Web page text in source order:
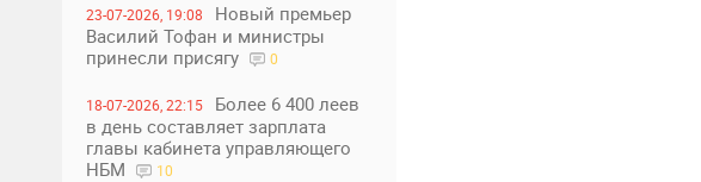
23-07-2026, 19:08
Новый премьер
Василий Тофан и министры
принесли присягу
0
18-07-2026, 22:15
Более 6 400 леев
в день составляет зарплата
главы кабинета управляющего
НБМ
10